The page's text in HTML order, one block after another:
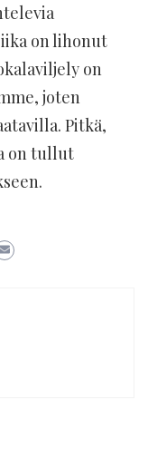
on lihonut
on
joten
Pitkä,
on tullut